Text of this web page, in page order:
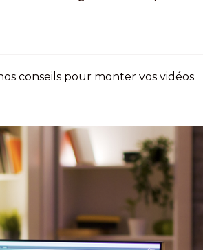
conseils pour monter vos vidéos